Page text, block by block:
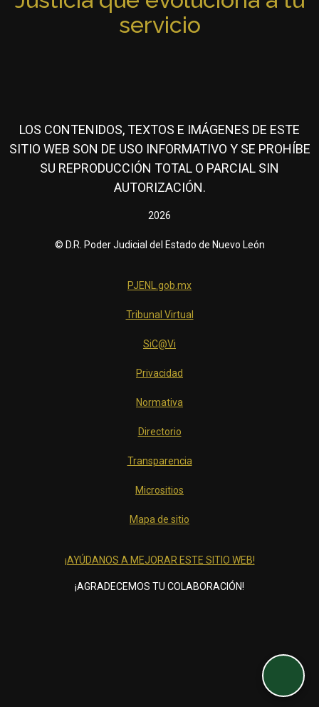
servicio
LOS CONTENIDOS, TEXTOS E IMÁGENES DE ESTE
SITIO WEB SON DE USO INFORMATIVO Y SE PROHÍBE
SU REPRODUCCIÓN TOTAL O PARCIAL SIN
AUTORIZACIÓN.
2026
© D.R. Poder Judicial del Estado de Nuevo León
PJENL.gob.mx
Tribunal Virtual
SiC@Vi
Privacidad
Normativa
Directorio
Transparencia
Micrositios
Mapa de sitio
¡AYÚDANOS A MEJORAR ESTE SITIO WEB!
¡AGRADECEMOS TU COLABORACIÓN!